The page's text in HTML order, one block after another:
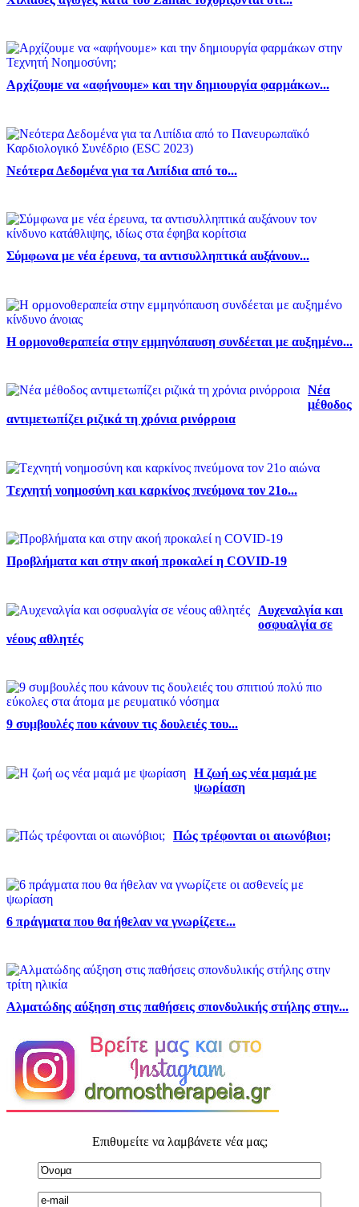
Αρχίζουμε να «αφήνουμε» και την δημιουργία φαρμάκων...
Νεότερα Δεδομένα για τα Λιπίδια από το...
Σύμφωνα με νέα έρευνα, τα αντισυλληπτικά αυξάνουν...
Η ορμονοθεραπεία στην εμμηνόπαυση συνδέεται με αυξημένο...
Νέα
μέθοδος
αντιμετωπίζει ριζικά τη χρόνια ρινόρροια
Tεχνητή νοημοσύνη και καρκίνος πνεύμονα τον 21ο...
Προβλήματα και στην ακοή προκαλεί η COVID-19
Αυχεναλγία και
οσφυαλγία σε
νέους αθλητές
9 συμβουλές που κάνουν τις δουλειές του...
Η ζωή ως νέα μαμά με
ψωρίαση
Πώς τρέφονται οι αιωνόβιοι;
6 πράγματα που θα ήθελαν να γνωρίζετε...
Αλματώδης αύξηση στις παθήσεις σπονδυλικής στήλης στην...
Επιθυμείτε να λαμβάνετε νέα μας;